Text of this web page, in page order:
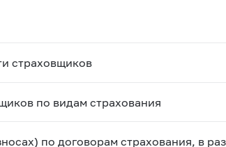
страховщиков
по видам страхования
по договорам страхования, в